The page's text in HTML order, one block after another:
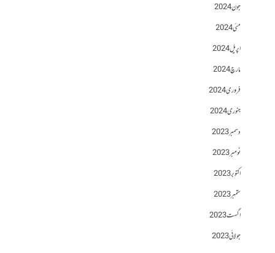
جون 2024
مئی 2024
اپریل 2024
مارچ 2024
فروری 2024
جنوری 2024
دسمبر 2023
نومبر 2023
اکتوبر 2023
ستمبر 2023
اگست 2023
جولائی 2023